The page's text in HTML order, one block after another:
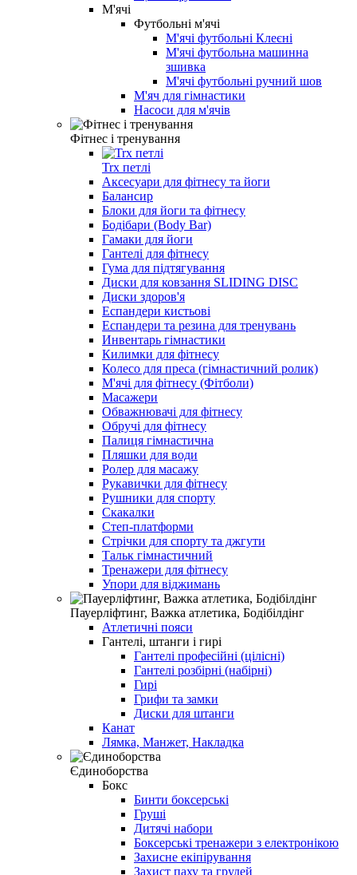
М'ячі
Футбольні м'ячі
М'ячі футбольні Клеєні
М'ячі футбольна машинна
зшивка
М'ячі футбольні ручний шов
М'яч для гімнастики
Насоси для м'ячів
Фітнес і тренування
Trx петлі
Аксесуари для фітнесу та йоги
Балансир
Блоки для йоги та фітнесу
Бодібари (Body Bar)
Гамаки для йоги
Гантелі для фітнесу
Гума для підтягування
Диски для ковзання SLIDING DISC
Диски здоров'я
Еспандери кистьові
Еспандери та резина для тренувань
Инвентарь гімнастики
Килимки для фітнесу
Колесо для преса (гімнастичний ролик)
М'ячі для фітнесу (Фітболи)
Масажери
Обважнювачі для фітнесу
Обручі для фітнесу
Палиця гімнастична
Пляшки для води
Ролер для масажу
Рукавички для фітнесу
Рушники для спорту
Скакалки
Степ-платформи
Стрічки для спорту та джгути
Тальк гімнастичний
Тренажери для фітнесу
Упори для віджимань
Пауерліфтинг, Важка атлетика, Бодібілдінг
Атлетичні пояси
Гантелі, штанги і гирі
Гантелі професійні (цілісні)
Гантелі розбірні (набірні)
Гирі
Грифи та замки
Диски для штанги
Канат
Лямка, Манжет, Накладка
Єдиноборства
Бокс
Бинти боксерські
Груші
Дитячі набори
Боксерські тренажери з електронікою
Захисне екіпірування
Захист паху та грудей